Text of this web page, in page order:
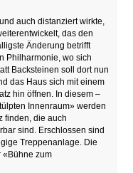
auch distanziert wirkte,
das den
Änderung betrifft
Philharmonie, wo sich
Backsteinen soll dort nun
das Haus sich mit einem
hin öffnen. In diesem –
Innenraum» werden
finden, die auch
sind. Erschlossen sind
Treppenanlage. Die
«Bühne zum